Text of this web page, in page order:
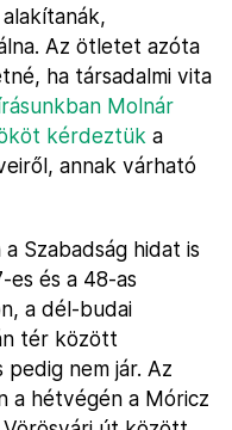
Az ötletet azóta
ha társadalmi vita
Molnár
kérdeztük a
annak várható
Szabadság hidat is
es és a 48-as
a dél-budai
tér között
nem jár. Az
a hétvégén a Móricz